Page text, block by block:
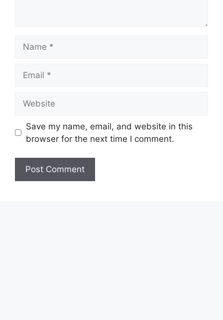
Save my name, email, and website in this
browser for the next time I comment.